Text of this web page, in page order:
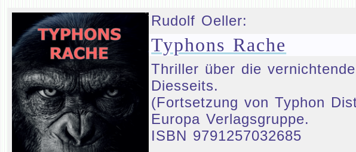
Rudolf Oeller:
Typhons Rache
Thriller über die
Diesseits.
(Fortsetzung von Typhon
Europa Verlagsgruppe.
ISBN 9791257032685